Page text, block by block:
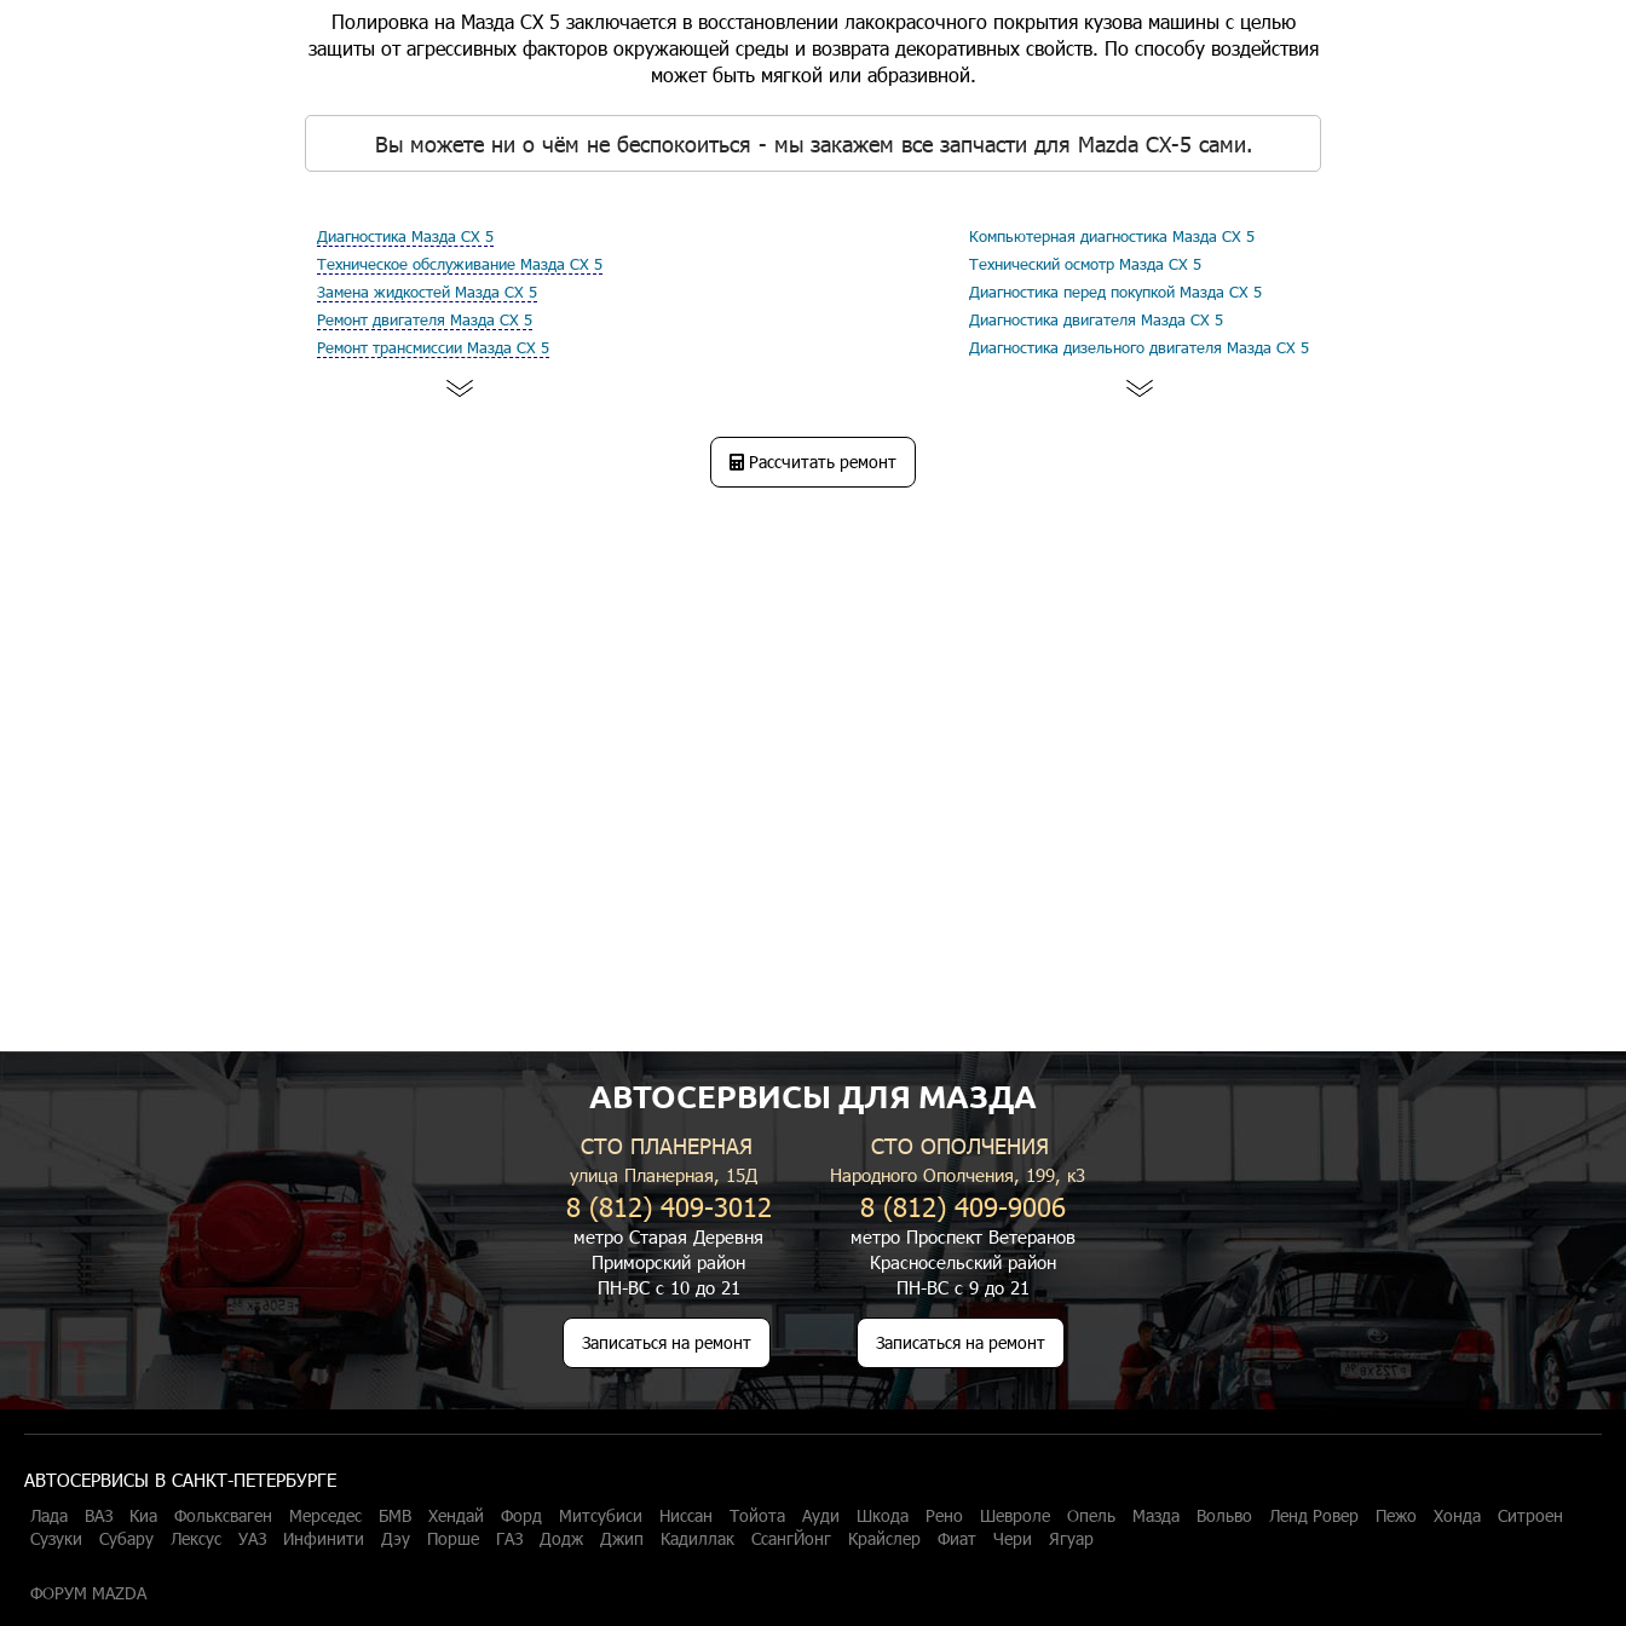
Полировка на Мазда СХ 5 заключается в восстановлении лакокрасочного покрытия кузова машины с целью
защиты от агрессивных факторов окружающей среды и возврата декоративных свойств. По способу воздействия
может быть мягкой или абразивной.
Вы можете ни о чём не беспокоиться - мы закажем все запчасти для Mazda CX-5 сами.
Диагностика Мазда СХ 5
Техническое обслуживание Мазда СХ 5
Замена жидкостей Мазда СХ 5
Ремонт двигателя Мазда СХ 5
Ремонт трансмиссии Мазда СХ 5
Компьютерная диагностика Мазда СХ 5
Технический осмотр Мазда СХ 5
Диагностика перед покупкой Мазда СХ 5
Диагностика двигателя Мазда СХ 5
Диагностика дизельного двигателя Мазда СХ 5
Рассчитать ремонт
АВТОСЕРВИСЫ ДЛЯ МАЗДА
СТО ПЛАНЕРНАЯ
улица Планерная, 15Д
8 (812) 409-3012
метро Старая Деревня
Приморский район
ПН-ВС с 10 до 21
Записаться на ремонт
СТО ОПОЛЧЕНИЯ
Народного Ополчения, 199, к3
8 (812) 409-9006
метро Проспект Ветеранов
Красносельский район
ПН-ВС с 9 до 21
Записаться на ремонт
АВТОСЕРВИСЫ В САНКТ-ПЕТЕРБУРГЕ
Лада ВАЗ Киа Фольксваген Мерседес БМВ Хендай Форд Митсубиси Ниссан Тойота Ауди Шкода Рено Шевроле Опель Мазда Вольво Ленд Ровер Пежо Хонда
Ситроен
Сузуки
Субару Лексус УАЗ Инфинити Дэу Порше ГАЗ Додж Джип Кадиллак СсангЙонг Крайслер Фиат Чери Ягуар
ФОРУМ MAZDA